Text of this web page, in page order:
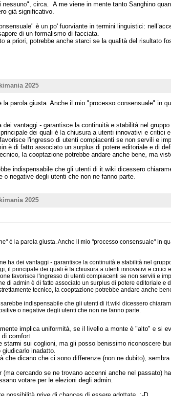
circa. A me viene in mente tanto Sanghino
già significativo.
è un po' fuorviante in termini linguistici:
di un formalismo di facciata.
a priori, potrebbe anche starci se la qualità del risultato
2025
parola giusta. Anche il mio "processo consensuale" in
dei vantaggi - garantisce la continuità e stabilità nel
dei quali è la chiusura a utenti innovativi e
l'ingresso di utenti compiacenti se non servili e
è di fatto associato un surplus di potere editoriale e di
la cooptazione potrebbe andare anche bene, ma
indispensabile che gli utenti di it.wiki dicessero
o negative degli utenti che non ne fanno parte.
2025
è la parola giusta. Anche il mio "processo consensuale" in
ha dei vantaggi - garantisce la continuità e stabilità nel
il principale dei quali è la chiusura a utenti innovativi e
favorisce l'ingresso di utenti compiacenti se non servili e
di admin è di fatto associato un surplus di potere editoriale
tecnico, la cooptazione potrebbe andare anche
indispensabile che gli utenti di it.wiki dicessero
o negative degli utenti che non ne fanno parte.
implica uniformità, se il livello a monte è "alto" e si
di comfort.
starmi sui coglioni, ma gli posso benissimo riconoscere
inadatto.
che dicano che ci sono differenze (non ne dubito),
cercando se ne trovano accenni anche nel passato)
votare per le elezioni degli admin.